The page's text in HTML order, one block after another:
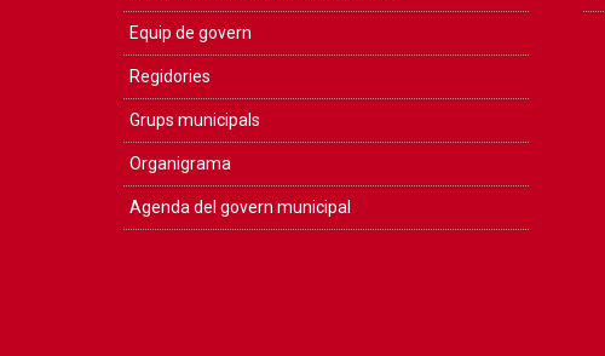
Equip de govern
Regidories
Grups municipals
Organigrama
Agenda del govern municipal